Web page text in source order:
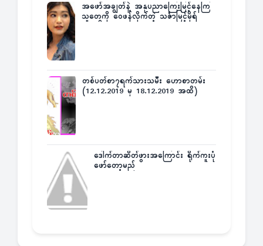
အဖော်အချွတ်နဲ့ အနုပညာကြေးမြင့်နေကြ
သူတွေကို ဝေဖန်လိုက်တဲ့ သင်္ဇာမြင့်မိုရ်
တစ်ပတ်စာ၇ရက်သားသမီး ဟောစာတမ်း
(12.12.2019 မှ 18.12.2019 အထိ)
ဒေါက်တာဆိတ်ဖွားအကြောင်း ရိုက်ကူးပုံ
ဖော်တော့မည်